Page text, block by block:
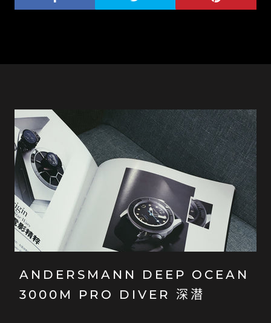
ANDERSMANN DEEP OCEAN
3000M PRO DIVER 深潜